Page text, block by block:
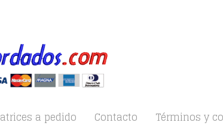
a pedido Contacto Términos y